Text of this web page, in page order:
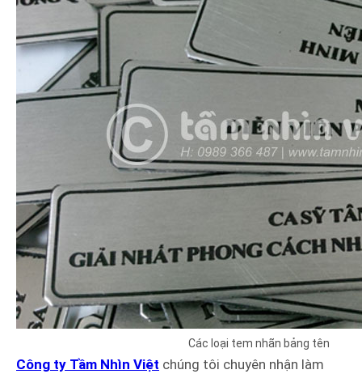
Các loại tem nhãn bảng tên
Công ty Tầm Nhìn Việt chúng tôi chuyên nhận làm